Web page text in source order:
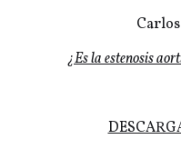
¿Es la estenosis